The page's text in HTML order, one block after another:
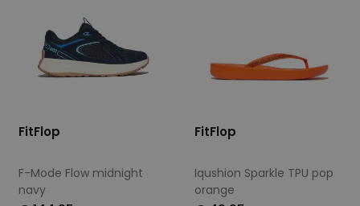
FitFlop
F-Mode Flow midnight
navy
FitFlop
Iqushion Sparkle TPU pop
orange